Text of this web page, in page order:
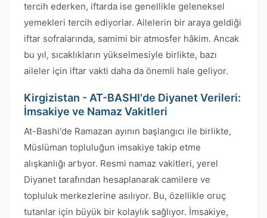
tercih ederken, iftarda ise genellikle geleneksel
yemekleri tercih ediyorlar. Ailelerin bir araya geldiği
iftar sofralarında, samimi bir atmosfer hâkim. Ancak
bu yıl, sıcaklıkların yükselmesiyle birlikte, bazı
aileler için iftar vakti daha da önemli hale geliyor.
Kirgizistan - AT-BASHI'de Diyanet Verileri:
İmsakiye ve Namaz Vakitleri
At-Bashi'de Ramazan ayının başlangıcı ile birlikte,
Müslüman topluluğun imsakiye takip etme
alışkanlığı artıyor. Resmi namaz vakitleri, yerel
Diyanet tarafından hesaplanarak camilere ve
topluluk merkezlerine asılıyor. Bu, özellikle oruç
tutanlar için büyük bir kolaylık sağlıyor. İmsakiye,